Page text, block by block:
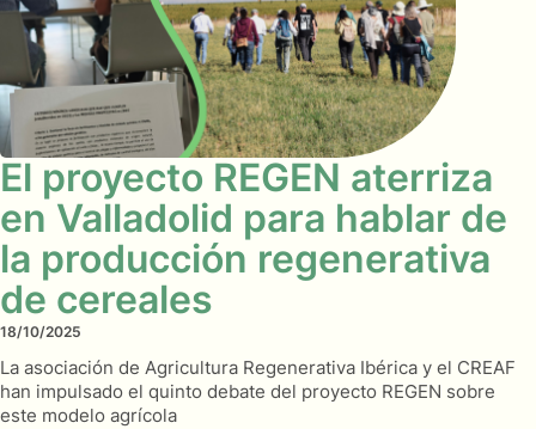
El proyecto REGEN aterriza
en Valladolid para hablar de
la producción regenerativa
de cereales
18/10/2025
La asociación de Agricultura Regenerativa Ibérica y el CREAF
han impulsado el quinto debate del proyecto REGEN sobre
este modelo agrícola